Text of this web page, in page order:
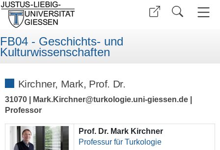
FB04 - Geschichts- und
Kulturwissenschaften
Kirchner, Mark, Prof. Dr.
31070 | Mark.Kirchner@turkologie.uni-giessen.de |
Professor
Prof. Dr. Mark Kirchner
Professur für Turkologie